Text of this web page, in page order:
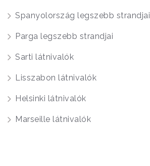
Spanyolország legszebb strandjai
Parga legszebb strandjai
Sarti látnivalók
Lisszabon látnivalók
Helsinki látnivalók
Marseille látnivalók